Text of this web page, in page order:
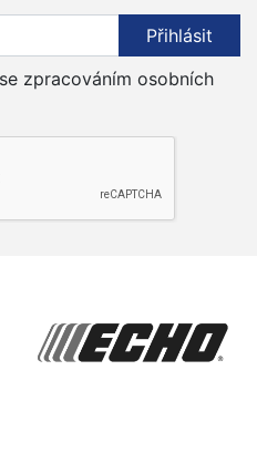
Přihlásit
zpracováním osobních